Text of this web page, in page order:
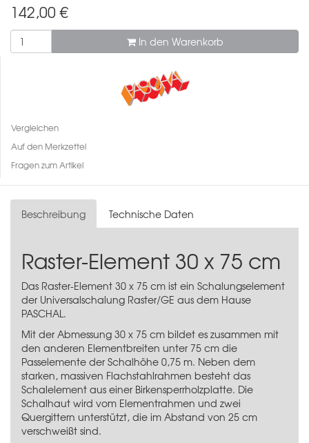
142,00 €
In den Warenkorb
Vergleichen
Auf den Merkzettel
Fragen zum Artikel
Beschreibung Technische Daten
Raster-Element 30 x 75 cm
Das Raster-Element 30 x 75 cm ist ein Schalungselement
der Universalschalung Raster/GE aus dem Hause
PASCHAL.
Mit der Abmessung 30 x 75 cm bildet es zusammen mit
den anderen Elementbreiten unter 75 cm die
Passelemente der Schalhöhe 0,75 m. Neben dem
starken, massiven Flachstahlrahmen besteht das
Schalelement aus einer Birkensperrholzplatte. Die
Schalhaut wird vom Elementrahmen und zwei
Quergittern unterstützt, die im Abstand von 25 cm
verschweißt sind.